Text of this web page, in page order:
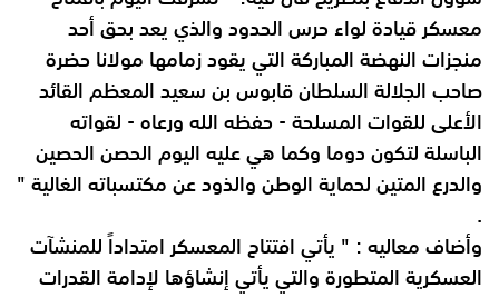
معسكر قيادة لواء حرس الحدود والذي يعد بحق أحد
منجزاتالنهضة المباركة التي يقود زمامها مولانا حضرة
صاحب الجلالة السلطان قابوس بنسعيد المعظم القائد
الأعلى للقوات المسلحة - حفظه الله ورعاه - لقواته
الباسلة لتكوندوما وكما هي عليه اليوم الحصن الحصين
والدرع المتين لحماية الوطن والذود عنمكتسباته الغالية "
.
وأضاف معاليه : " يأتي افتتاح المعسكر امتداداً للمنشآت
العسكرية المتطورة والتي يأتيإنشاؤها لإدامة القدرات